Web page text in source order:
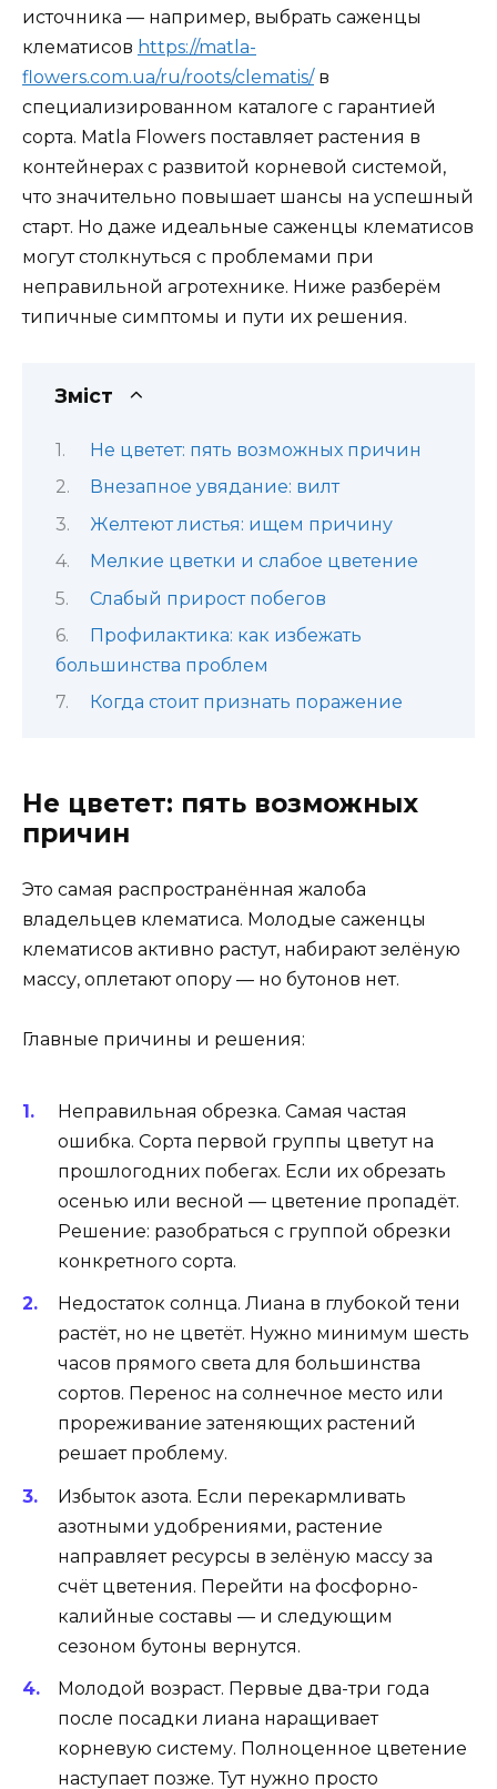
источника — например, выбрать саженцы
клематисов https://matla-
flowers.com.ua/ru/roots/clematis/ в
специализированном каталоге с гарантией
сорта. Matla Flowers поставляет растения в
контейнерах с развитой корневой системой,
что значительно повышает шансы на успешный
старт. Но даже идеальные саженцы клематисов
могут столкнуться с проблемами при
неправильной агротехнике. Ниже разберём
типичные симптомы и пути их решения.
Зміст
Не цветет: пять возможных причин
Внезапное увядание: вилт
Желтеют листья: ищем причину
Мелкие цветки и слабое цветение
Слабый прирост побегов
Профилактика: как избежать
большинства проблем
Когда стоит признать поражение
Не цветет: пять возможных
причин
Это самая распространённая жалоба
владельцев клематиса. Молодые саженцы
клематисов активно растут, набирают зелёную
массу, оплетают опору — но бутонов нет.
Главные причины и решения:
Неправильная обрезка. Самая частая
ошибка. Сорта первой группы цветут на
прошлогодних побегах. Если их обрезать
осенью или весной — цветение пропадёт.
Решение: разобраться с группой обрезки
конкретного сорта.
Недостаток солнца. Лиана в глубокой тени
растёт, но не цветёт. Нужно минимум шесть
часов прямого света для большинства
сортов. Перенос на солнечное место или
прореживание затеняющих растений
решает проблему.
Избыток азота. Если перекармливать
азотными удобрениями, растение
направляет ресурсы в зелёную массу за
счёт цветения. Перейти на фосфорно-
калийные составы — и следующим
сезоном бутоны вернутся.
Молодой возраст. Первые два-три года
после посадки лиана наращивает
корневую систему. Полноценное цветение
наступает позже. Тут нужно просто